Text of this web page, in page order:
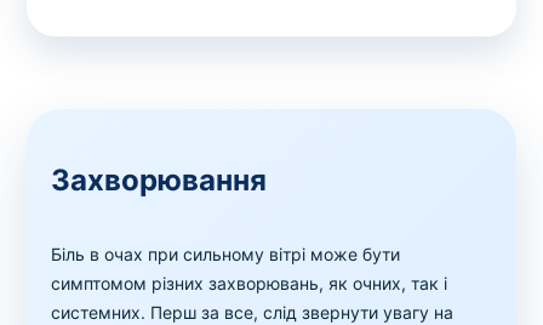
Захворювання
Біль в очах при сильному вітрі може бути
симптомом різних захворювань, як очних, так і
системних. Перш за все, слід звернути увагу на